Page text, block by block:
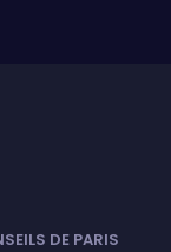
DE PARIS